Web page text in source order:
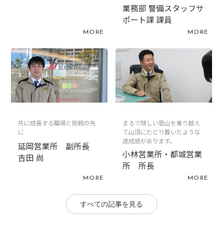
MORE
業務部 警備スタッフサ
ポート課 課員
MORE
共に成長する職場と挑戦の先
に
延岡営業所 副所長
吉田 尚
MORE
まるで険しい登山を乗り越え
て山頂にたどり着いたような
達成感があります。
小林営業所・都城営業
所 所長
MORE
すべての記事を見る